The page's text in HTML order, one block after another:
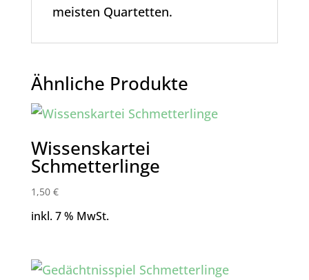
meisten Quartetten.
Ähnliche Produkte
Wissenskartei
Schmetterlinge
1,50 €
inkl. 7 % MwSt.